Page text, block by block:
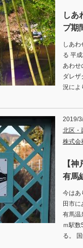
しあ
プ期
しあ
る 平
あわせ
ダレザ
況に
2019/
北区・
株式会
【
有馬
今はあ
田市
有馬温
ｍ駅
る。